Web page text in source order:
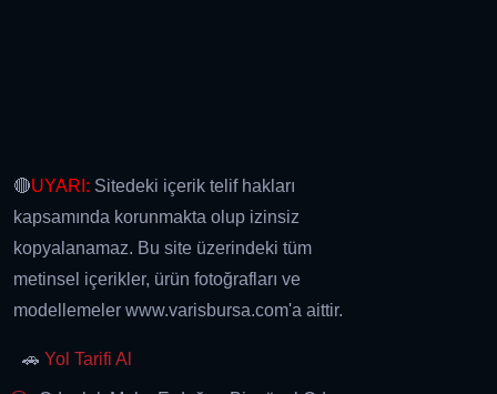
🔴UYARI: Sitedeki içerik telif hakları
kapsamında korunmakta olup izinsiz
kopyalanamaz. Bu site üzerindeki tüm
metinsel içerikler, ürün fotoğrafları ve
modellemeler www.varisbursa.com'a aittir.
🚗 Yol Tarifi Al